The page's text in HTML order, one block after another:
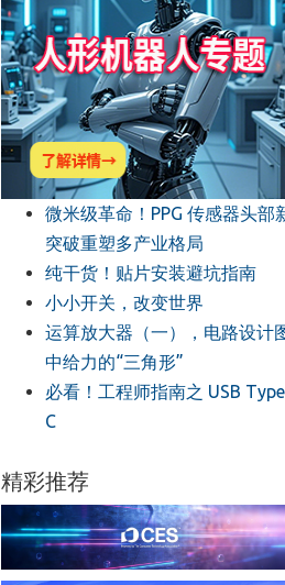
微米级革命！PPG 传感器头部
突破重塑多产业格局
纯干货！贴片安装避坑指南
小小开关，改变世界
运算放大器（一），电路设计
中给力的“三角形”
必看！工程师指南之 USB
C
精彩推荐